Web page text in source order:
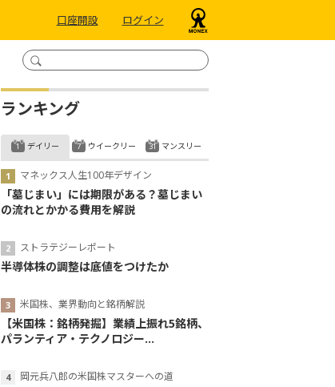
口座開設 ログイン
ランキング
デイリー
マネックス人生100年デザイン
「墓じまい」には期限がある？墓じまい
の流れとかかる費用を解説
ストラテジーレポート
半導体株の調整は底値をつけたか
米国株、業界動向と銘柄解説
【米国株：銘柄発掘】業績上振れ5銘柄、
パランティア・テクノロジー...
岡元兵八郎の米国株マスターへの道
ウイークリー マンスリー